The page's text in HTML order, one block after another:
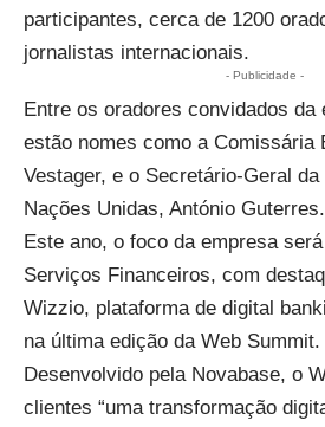
participantes, cerca de 1200
jornalistas internacionais.
- Publicidade -
Entre os oradores convidados da
estão nomes como a Comissária
Vestager, e o Secretário-Geral
Nações Unidas, António Guterres.
Este ano, o foco da empresa
Serviços Financeiros, com
Wizzio, plataforma de digital
na última edição da Web Summit.
Desenvolvido pela Novabase, o
clientes “uma transformação